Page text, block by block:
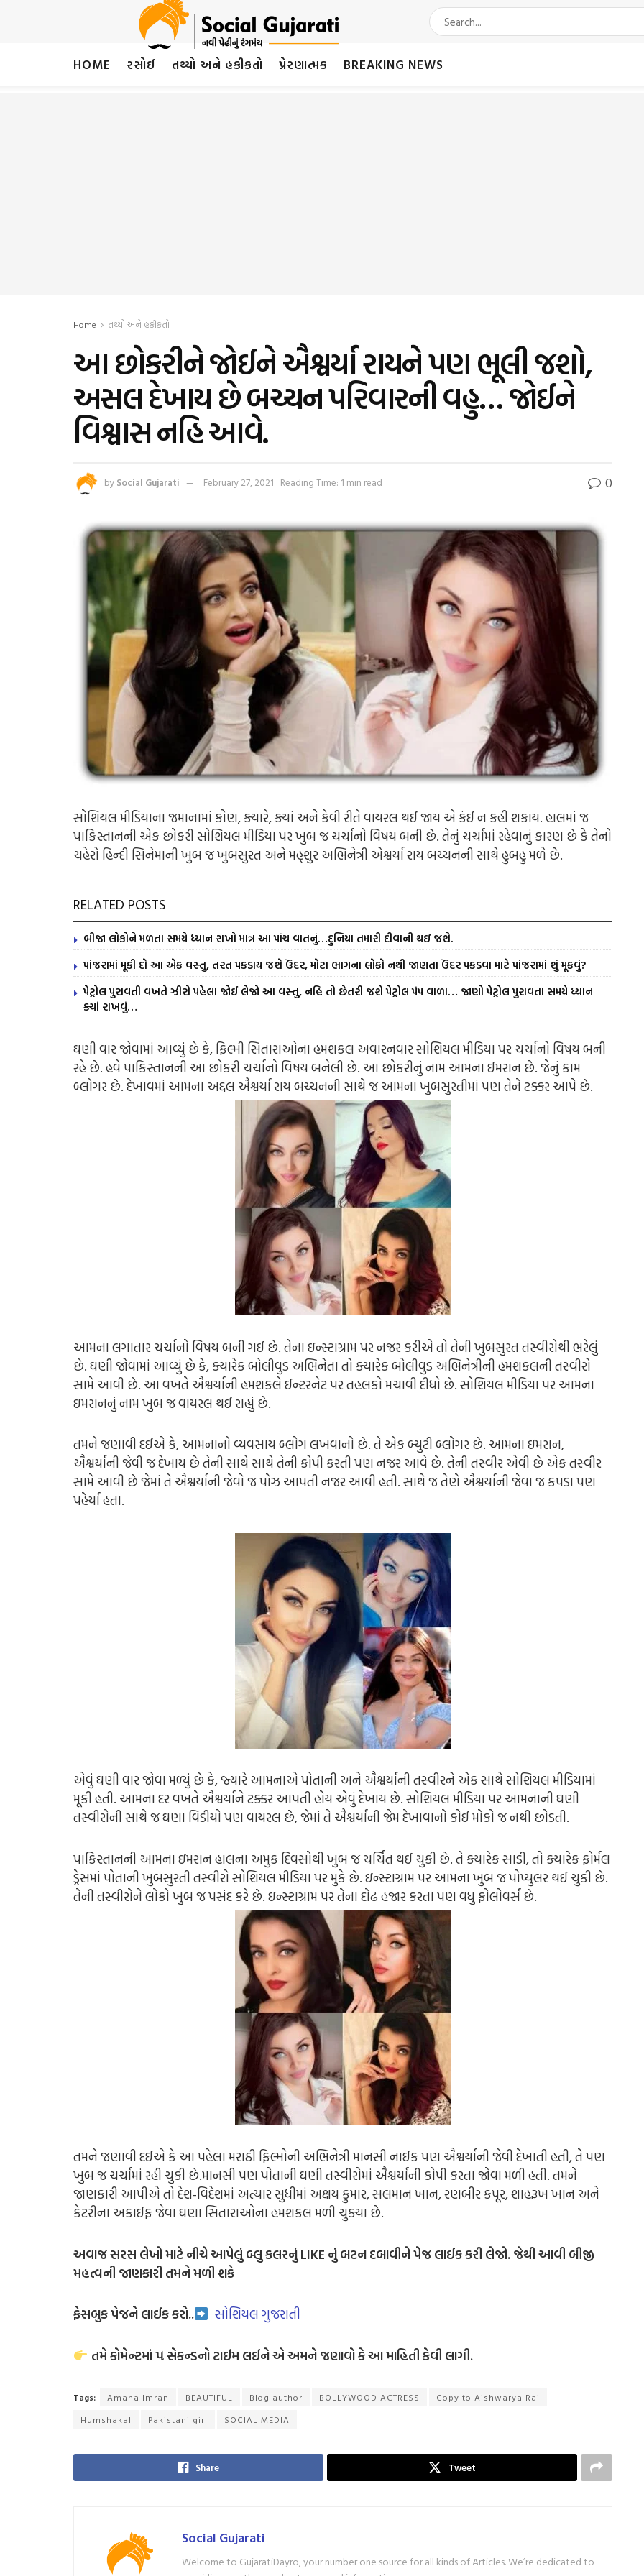
HOME રસોઈ તથ્યો અને હકીકતો પ્રેરણાત્મક BREAKING NEWS
Home તથ્યો અને હકીકતો
આ છોકરીને જોઈને ઐશ્વર્યા રાયને પણ ભૂલી જશો,
અસલ દેખાય છે બચ્ચન પરિવારની વહુ… જોઈને
વિશ્વાસ નહિ આવે.
by Social Gujarati February 27, 2021 Reading Time: 1 min read 0
સોશિયલ મીડિયાના જમાનામાં કોણ, ક્યારે, ક્યાં અને કેવી રીતે વાયરલ થઈ જાય એ કંઈ ન કહી શકાય. હાલમાં જ
પાકિસ્તાનની એક છોકરી સોશિયલ મીડિયા પર ખુબ જ ચર્ચાનો વિષય બની છે. તેનું ચર્ચામાં રહેવાનું કારણ છે કે તેનો
ચહેરો હિન્દી સિનેમાની ખુબ જ ખુબસુરત અને મહ્શુર અભિનેત્રી એશ્વર્યા રાય બચ્ચનની સાથે હુબહુ મળે છે.
RELATED POSTS
બીજા લોકોને મળતા સમયે ધ્યાન રાખો માત્ર આ પાંચ વાતનું…દુનિયા તમારી દીવાની થઇ જશે.
પાંજરામાં મૂકી દો આ એક વસ્તુ, તરત પકડાય જશે ઉંદર, મોટા ભાગના લોકો નથી જાણતા ઉંદર પકડવા માટે પાંજરામાં શું મૂકવું?
પેટ્રોલ પુરાવતી વખતે ઝીરો પહેલા જોઈ લેજો આ વસ્તુ, નહિ તો છેતરી જશે પેટ્રોલ પંપ વાળા… જાણો પેટ્રોલ પુરાવતા સમયે ધ્યાન
ક્યાં રાખવું…
ઘણી વાર જોવામાં આવ્યું છે કે, ફિલ્મી સિતારાઓના હમશકલ અવારનવાર સોશિયલ મીડિયા પર ચર્ચાનો વિષય બની
રહે છે. હવે પાકિસ્તાનની આ છોકરી ચર્ચાનો વિષય બનેલી છે. આ છોકરીનું નામ આમના ઈમરાન છે. જેનું કામ
બ્લોગર છે. દેખાવમાં આમના અદ્દલ ઐશ્વર્યા રાય બચ્ચનની સાથે જ આમના ખુબસુરતીમાં પણ તેને ટક્કર આપે છે.
આમના લગાતાર ચર્ચાનો વિષય બની ગઈ છે. તેના ઇન્સ્ટાગ્રામ પર નજર કરીએ તો તેની ખુબસુરત તસ્વીરોથી ભરેલું
છે. ઘણી જોવામાં આવ્યું છે કે, ક્યારેક બોલીવુડ અભિનેતા તો ક્યારેક બોલીવુડ અભિનેત્રીની હમશકલની તસ્વીરો
સામે આવી છે. આ વખતે ઐશ્વર્યાની હમશકલે ઈન્ટરનેટ પર તહલકો મચાવી દીધો છે. સોશિયલ મીડિયા પર આમના
ઇમરાનનું નામ ખુબ જ વાયરલ થઈ રાહ્યું છે.
તમને જણાવી દઈએ કે, આમનાનો વ્યવસાય બ્લોગ લખવાનો છે. તે એક બ્યુટી બ્લોગર છે. આમના ઇમરાન,
ઐશ્વર્યાની જેવી જ દેખાય છે તેની સાથે સાથે તેની કોપી કરતી પણ નજર આવે છે. તેની તસ્વીર એવી છે એક તસ્વીર
સામે આવી છે જેમાં તે ઐશ્વર્યાની જેવો જ પોઝ આપતી નજર આવી હતી. સાથે જ તેણે ઐશ્વર્યાની જેવા જ કપડા પણ
પહેર્યા હતા.
એવું ઘણી વાર જોવા મળ્યું છે કે, જ્યારે આમનાએ પોતાની અને ઐશ્વર્યાની તસ્વીરને એક સાથે સોશિયલ મીડિયામાં
મૂકી હતી. આમના દર વખતે ઐશ્વર્યાને ટક્કર આપતી હોય એવું દેખાય છે. સોશિયલ મીડિયા પર આમનાની ઘણી
તસ્વીરોની સાથે જ ઘણા વિડીયો પણ વાયરલ છે, જેમાં તે ઐશ્વર્યાની જેમ દેખાવાનો કોઈ મોકો જ નથી છોડતી.
પાકિસ્તાનની આમના ઇમરાન હાલના અમુક દિવસોથી ખુબ જ ચર્ચિત થઈ ચુકી છે. તે ક્યારેક સાડી, તો ક્યારેક ફોર્મલ
ડ્રેસમાં પોતાની ખુબસુરતી તસ્વીરો સોશિયલ મીડિયા પર મુકે છે. ઇન્સ્ટાગ્રામ પર આમના ખુબ જ પોપ્યુલર થઈ ચુકી છે.
તેની તસ્વીરોને લોકો ખુબ જ પસંદ કરે છે. ઇન્સ્ટાગ્રામ પર તેના દોઢ હજાર કરતા પણ વધુ ફોલોવર્સ છે.
તમને જણાવી દઈએ કે આ પહેલા મરાઠી ફિલ્મોની અભિનેત્રી માનસી નાઈક પણ ઐશ્વર્યાની જેવી દેખાતી હતી, તે પણ
ખુબ જ ચર્ચામાં રહી ચુકી છે.માનસી પણ પોતાની ઘણી તસ્વીરોમાં ઐશ્વર્યાની કોપી કરતા જોવા મળી હતી. તમને
જાણકારી આપીએ તો દેશ-વિદેશમાં અત્યાર સુધીમાં અક્ષય કુમાર, સલમાન ખાન, રણબીર કપૂર, શાહરૂખ ખાન અને
કેટરીના અકાઈફ જેવા ઘણા સિતારાઓના હમશકલ મળી ચુક્યા છે.
અવાજ સરસ લેખો માટેનીચે આપેલું બ્લુ કલરનું LIKE નું બટન દબાવીને પેજ લાઈક કરી લેજો. જેથી આવી બીજી
મહત્વની જાણકારી તમને મળી શકે
ફેસબુક પેજને લાઈક કરો.. સોશિયલ ગુજરાતી
તમે કોમેન્ટમાં ૫ સેકન્ડનો ટાઈમ લઈને એ અમને જણાવો કે આ માહિતી કેવી લાગી.
Tags: Amana Imran BEAUTIFUL Blog author BOLLYWOOD ACTRESS
Copy to Aishwarya Rai
Humshakal
Pakistani girl SOCIAL MEDIA
Share Tweet
Social Gujarati
Welcome to GujaratiDayro, your number one source for all kinds of Articles. We’re dedicated to